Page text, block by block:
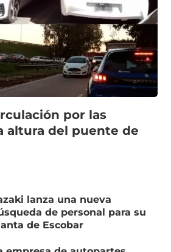
por las
altura del puente de
lanza una nueva
de personal para su
de Escobar